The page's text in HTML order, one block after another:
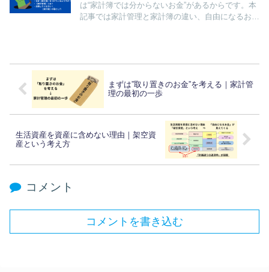
は“家計簿では分からないお金”があるからです。本
記事では家計管理と家計簿の違い、自由になるお金
まずは”取り置きのお金”を考える｜家計管
理の最初の一歩
生活資産を資産に含めない理由｜架空資
産という考え方
コメント
コメントを書き込む